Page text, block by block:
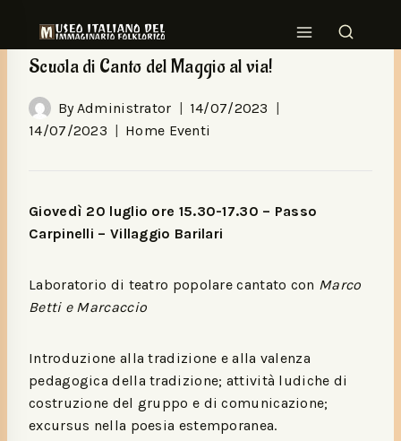
HOME EVENTI
Scuola di Canto del Maggio al via!
ByAdministrator
14/07/2023
14/07/2023
Home Eventi
Giovedì 20 luglio ore 15.30-17.30 – Passo
Carpinelli – Villaggio Barilari
Laboratorio di teatro popolare cantato con Marco
Betti e Marcaccio
Introduzione alla tradizione e alla valenza
pedagogica della tradizione; attività ludiche di
costruzione del gruppo e di comunicazione;
excursus nella poesia estemporanea.